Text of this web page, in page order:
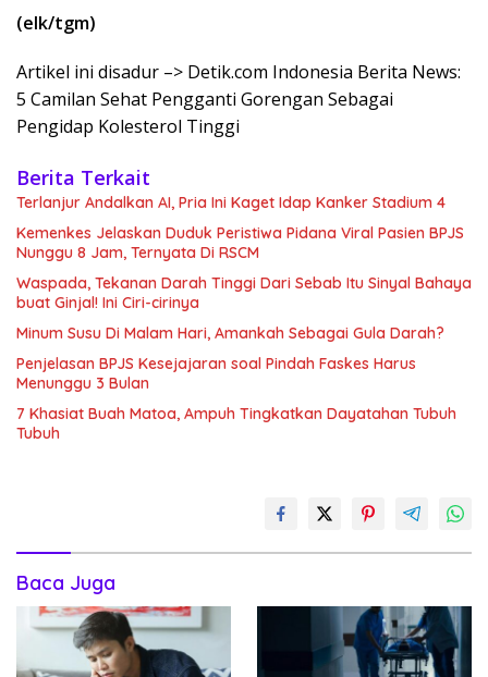
(elk/tgm)
Artikel ini disadur –> Detik.com Indonesia Berita News:
5 Camilan Sehat Pengganti Gorengan Sebagai
Pengidap Kolesterol Tinggi
Berita Terkait
Terlanjur Andalkan AI, Pria Ini Kaget Idap Kanker Stadium 4
Kemenkes Jelaskan Duduk Peristiwa Pidana Viral Pasien BPJS
Nunggu 8 Jam, Ternyata Di RSCM
Waspada, Tekanan Darah Tinggi Dari Sebab Itu Sinyal Bahaya
buat Ginjal! Ini Ciri-cirinya
Minum Susu Di Malam Hari, Amankah Sebagai Gula Darah?
Penjelasan BPJS Kesejajaran soal Pindah Faskes Harus
Menunggu 3 Bulan
7 Khasiat Buah Matoa, Ampuh Tingkatkan Dayatahan Tubuh
Tubuh
Baca Juga